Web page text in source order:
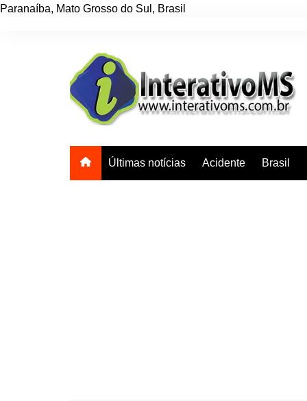
Paranaíba, Mato Grosso do Sul , Brasil
Últimas notícias Acidente Brasil